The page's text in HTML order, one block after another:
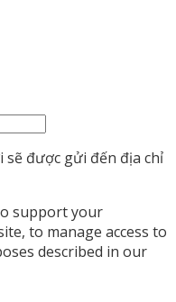
được gửi đến địa chỉ
support your
to manage access to
described in our